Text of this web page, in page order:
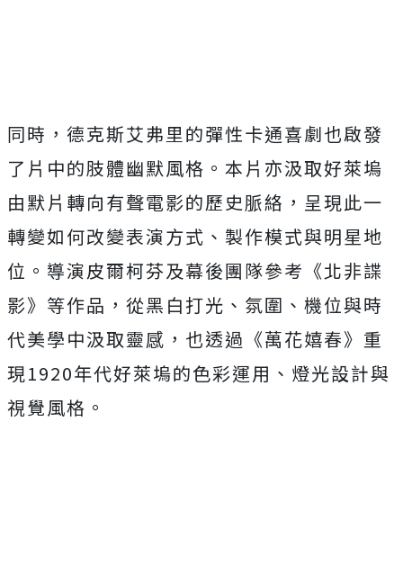
同時，德克斯艾弗里的彈性卡通喜劇也啟發
了片中的肢體幽默風格。 本片亦汲取好萊塢
由默片轉向有聲電影的歷史脈絡， 呈現此一
轉變如何改變表演方式、製作模式與明星地
位。 導演皮爾柯芬及幕後團隊參考《北非諜
影》等作品，從黑白打光、 氛圍、機位與時
代美學中汲取靈感，也透過《萬花嬉春》重
現1920年代好萊塢的色彩運用、燈光設計與
視覺風格。